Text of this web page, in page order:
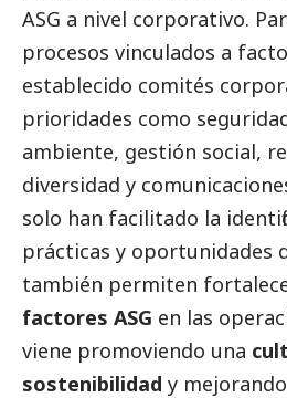
ASG a nivel corporativo.
procesos vinculados a
establecido comités
prioridades como
ambiente, gestión social,
diversidad y
solo han facilitado la
prácticas y oportunidades
también permiten
factores ASG en las
viene promoviendo una
sostenibilidad y